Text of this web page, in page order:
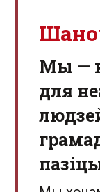
Мы —
для